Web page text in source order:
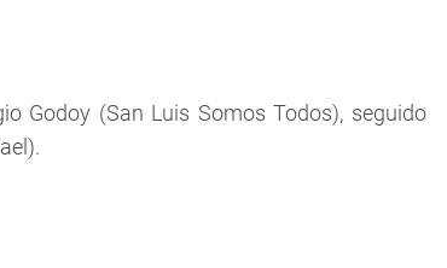
Godoy (San Luis Somos Todos), seguido